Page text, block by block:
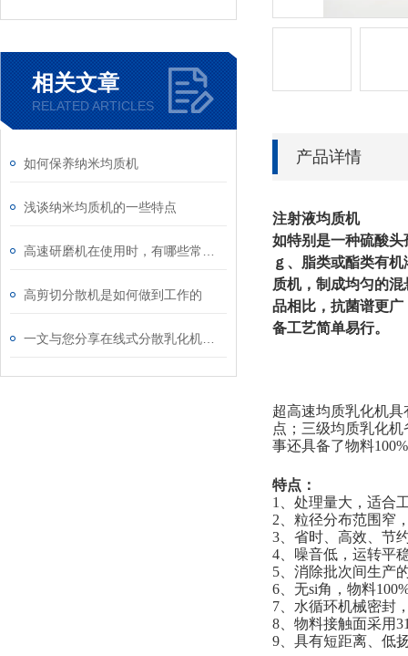
相关文章
RELATED ARTICLES
如何保养纳米均质机
浅谈纳米均质机的一些特点
高剪切分散机是如何做到工作的
产品详情
注射液均质机
如特别是一种硫酸头
ｇ、脂类或酯类有
质机，制成均匀的
品相比，抗菌谱更
备工艺简单易行。
超高速均质乳化机
点；三级均质乳化
事还具备了物料
特点：
1、处理量大，适合
2、粒径分布范围窄
3、省时、高效、节
4、噪音低，运转平
5、消除批次间生产
6、无si角，物料
7、水循环机械密封
8、物料接触面采用
9、具有短距离、低